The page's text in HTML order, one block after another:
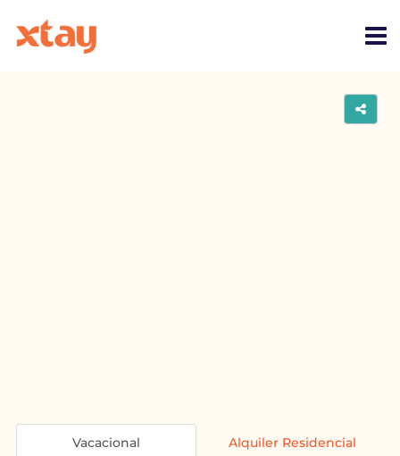
Vacacional Alquiler Residencial